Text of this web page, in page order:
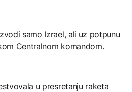
samo Izrael, ali uz potpunu
Centralnom komandom.
u presretanju raketa